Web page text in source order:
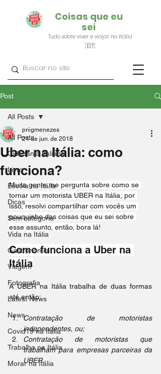
Coisas que eu
sei
Tudo sobre viver e viajar na Itália
🇮🇹
Post
All Posts
Cidadania Italiana
Livro
Escola na Itália
Dicas
Sem categoria
Vida na Itália
Gastronomia
Viagem
Fotografia
Latest News
News
Covid19 na Itália
Trabalho na Itália
Morar na Itália
All Posts
Uber na Itália: como
funciona?
priigmenezes
24 de jun. de 2018
Muita gente me pergunta sobre como se
tornar um motorista UBER na Itália, por
isso, resolvi compartilhar com vocês um
pouquinho das coisas que eu sei sobre
esse assunto, então, bora lá!
Como funciona a Uber na
Itália
A UBER na Itália trabalha de duas formas
até então:
Contratação de motoristas
independentes, ou;
Contratação de motoristas que
trabalham para empresas parceiras da
UBER.